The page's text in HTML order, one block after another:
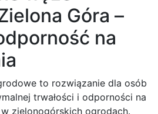
Góra –
na
to rozwiązanie dla osób
trwałości i odporności na
zielonogórskich ogrodach.